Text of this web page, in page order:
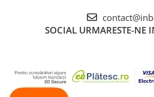
SOCIAL URMARESTE-NE